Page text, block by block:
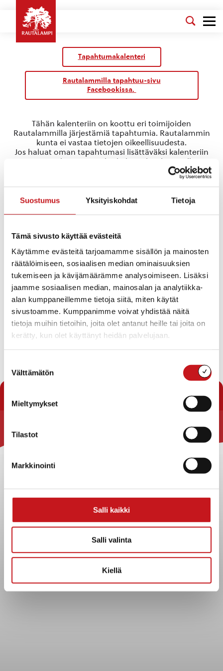
Suostumus Yksityiskohdat Tietoja
Tämä sivusto käyttää evästeitä
Käytämme evästeitä tarjoamamme sisällön ja mainosten
räätälöimiseen, sosiaalisen median ominaisuuksien
tukemiseen ja kävijämäärämme analysoimiseen. Lisäksi
jaamme sosiaalisen median, mainosalan ja analytiikka-
alan kumppaneillemme tietoja siitä, miten käytät
sivustoamme. Kumppanimme voivat yhdistää näitä
tietoja muihin tietoihin, joita olet antanut heille tai joita on
kerätty, kun olet käyttänyt heidän palvelujaan.
valinta
Välttämätön
Mieltymykset
Tilastot
Markkinointi
Salli kaikki
Salli valinta
Kiellä
Tapahtumakalenteri
Rautalammilla tapahtuu-sivu
Facebookissa.
Yhdistykset
Tapahtumat Yhdistykset
Tapahtumat
NoticeEi tuloksia.
Etsi
aja
Näkymät
navigointi
Etsi
ShowLista
Tuleva
Valitse
päivä.
EdellisetTapahtumat Tänään
Seuraavat
Tähän kalenteriin on koottu eri toimijoiden
Rautalammilla järjestämiä tapahtumia. Rautalammin
kunta ei vastaa tietojen oikeellisuudesta.
Jos haluat oman tapahtumasi lisättäväksi kalenteriin
jätä tapahtuman tiedot linkin takaa löytyvällä
Rautalammin kunta
Kuntainfo
Asiakirjajulkisuuskuvaus
Evästeet
Tietosuoja
Tietopyyntö